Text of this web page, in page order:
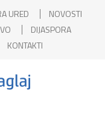
URED
NOVOSTI
DIJASPORA
KONTAKTI